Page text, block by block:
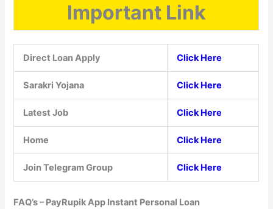
Important Link
Direct Loan Apply Click Here
Sarakri Yojana Click Here
Latest Job Click Here
Home Click Here
Join Telegram Group Click Here
FAQ’s – PayRupik App Instant Personal Loan